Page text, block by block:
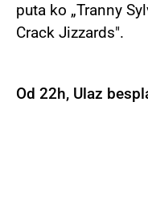
puta ko „Tranny
Crack Jizzards".
Od 22h, Ulaz